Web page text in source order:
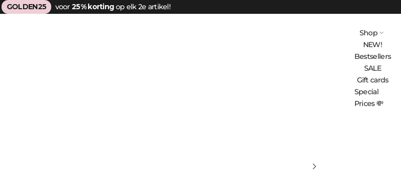
GOLDEN25 voor25% kortingop elk 2e artikel!
Shop
NEW!
Bestsellers
SALE
Gift cards
Special
Prices 💸